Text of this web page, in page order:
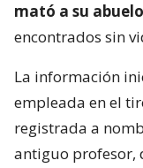
mató a su
encontrados sin
La información
empleada en el
registrada a
antiguo profesor,